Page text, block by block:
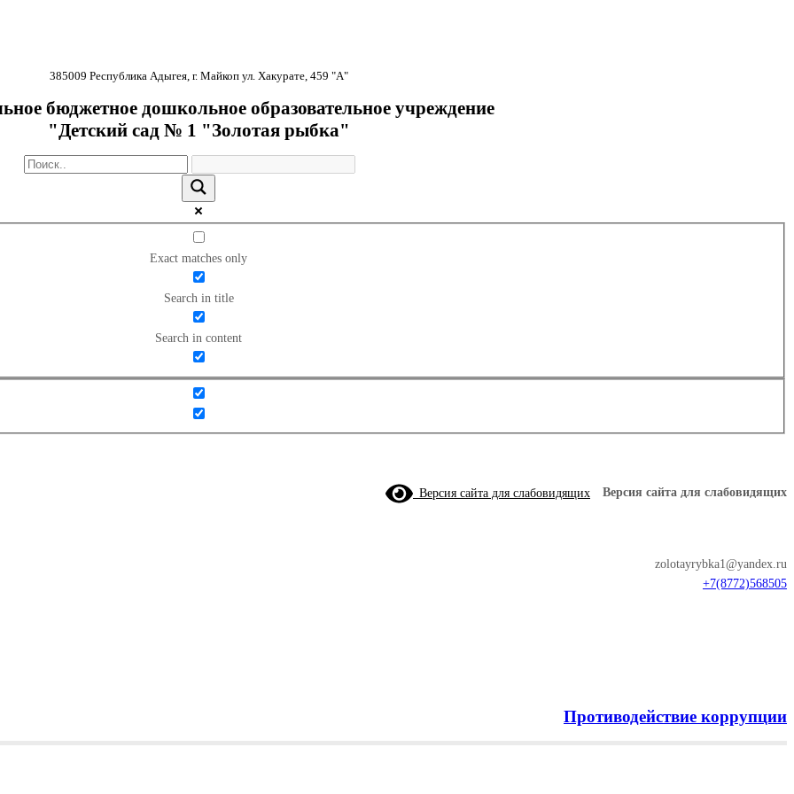
385009 Республика Адыгея, г. Майкоп ул. Хакурате, 459 "А"
бюджетное дошкольное образовательное учреждение
"Детский сад № 1 "Золотая рыбка"
Exact matches only
Search in title
Search in content
Версия сайта для слабовидящих Версия сайта для слабовидящих
zolotayrybka1@yandex.ru
+7(8772)568505
Противодействие коррупции